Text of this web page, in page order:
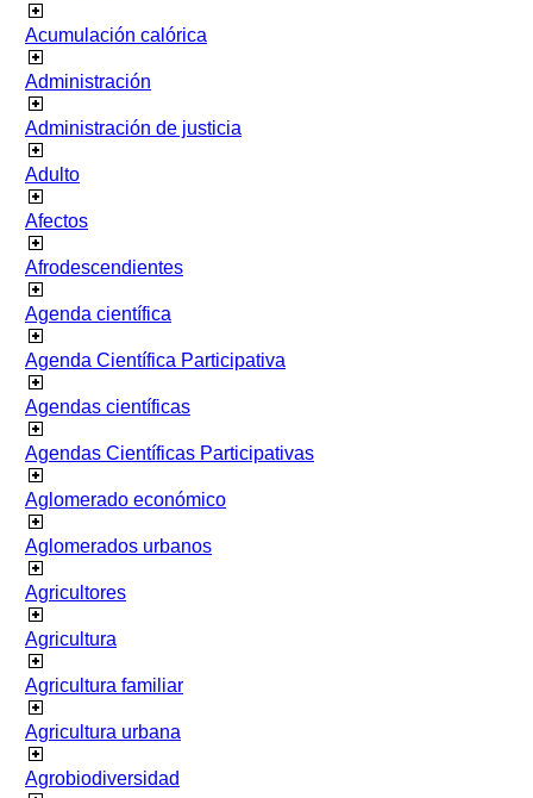
Acumulación calórica
Administración
Administración de justicia
Adulto
Afectos
Afrodescendientes
Agenda científica
Agenda Científica Participativa
Agendas científicas
Agendas Científicas Participativas
Aglomerado económico
Aglomerados urbanos
Agricultores
Agricultura
Agricultura familiar
Agricultura urbana
Agrobiodiversidad